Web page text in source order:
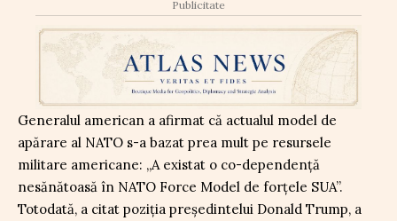
Publicitate
Generalul american a afirmat că actualul model de
apărare al NATO s-a bazat prea mult pe resursele
militare americane: „A existat o co-dependenţă
nesănătoasă în NATO Force Model de forţele SUA”.
Totodată, a citat poziția președintelui Donald Trump, a